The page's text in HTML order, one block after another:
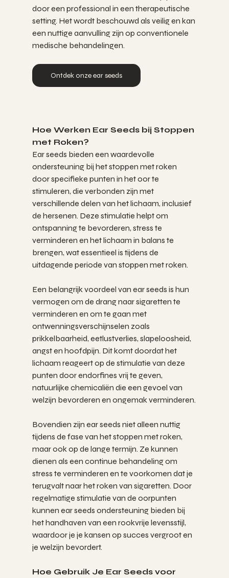
door een professional in een therapeutische
setting. Het wordt beschouwd als veilig en kan
een nuttige aanvulling zijn op conventionele
medische behandelingen.
Ontdek onze ear seeds
Hoe Werken Ear Seeds bij Stoppen
met Roken?
Ear seeds bieden een waardevolle
ondersteuning bij het stoppen met roken
door specifieke punten in het oor te
stimuleren, die verbonden zijn met
verschillende delen van het lichaam, inclusief
de hersenen. Deze stimulatie helpt om
ontspanning te bevorderen, stress te
verminderen en het lichaam in balans te
brengen, wat essentieel is tijdens de
uitdagende periode van stoppen met roken.
Een belangrijk voordeel van ear seeds is hun
vermogen om de drang naar sigaretten te
verminderen en om te gaan met
ontwenningsverschijnselen zoals
prikkelbaarheid, eetlustverlies, slapeloosheid,
angst en hoofdpijn. Dit komt doordat het
lichaam reageert op de stimulatie van deze
punten door endorfines vrij te geven,
natuurlijke chemicaliën die een gevoel van
welzijn bevorderen en ongemak verminderen.
Bovendien zijn ear seeds niet alleen nuttig
tijdens de fase van het stoppen met roken,
maar ook op de lange termijn. Ze kunnen
dienen als een continue behandeling om
stress te verminderen en te voorkomen dat je
terugvalt naar het roken van sigaretten. Door
regelmatige stimulatie van de oorpunten
kunnen ear seeds ondersteuning bieden bij
het handhaven van een rookvrije levensstijl,
waardoor je je kansen op succes vergroot en
je welzijn bevordert.
Hoe Gebruik Je Ear Seeds voor